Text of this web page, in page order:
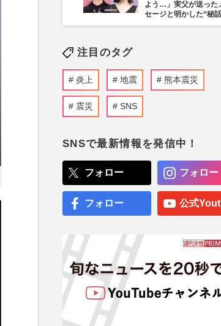
よう…」実父が送った
セージと明かした“秘
注目のタグ
炎上 地震 熊本震災
震災 SNS
SNSで最新情報を発信中！
フォロー フォロー
フォロー 公式